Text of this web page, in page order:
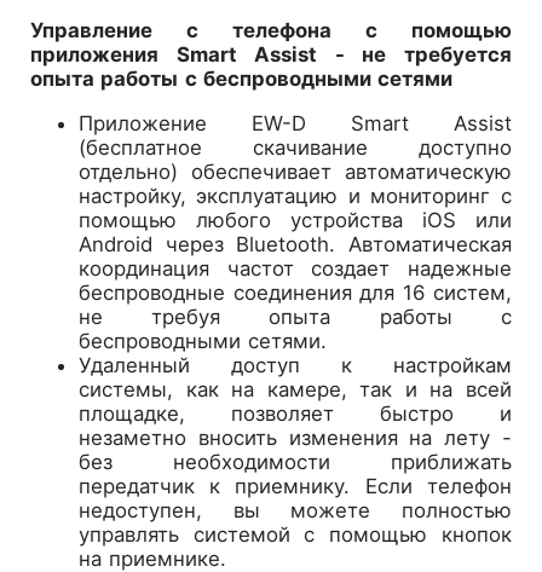
Управление с телефона с помощью
приложения Smart Assist - не требуется
опыта работы с беспроводными сетями
Приложение EW-D Smart Assist
(бесплатное скачивание доступно
отдельно) обеспечивает автоматическую
настройку, эксплуатацию и мониторинг с
помощью любого устройства iOS или
Android через Bluetooth. Автоматическая
координация частот создает надежные
беспроводные соединения для 16 систем,
не требуя опыта работы с
беспроводными сетями.
Удаленный доступ к настройкам
системы, как на камере, так и на всей
площадке, позволяет быстро и
незаметно вносить изменения на лету -
без необходимости приближать
передатчик к приемнику. Если телефон
недоступен, вы можете полностью
управлять системой с помощью кнопок
на приемнике.